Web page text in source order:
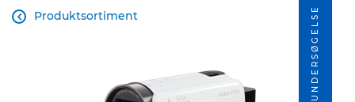
Produktsortiment
 UNDERSØGELSE